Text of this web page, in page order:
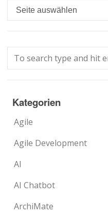
Languages
Kategorien
Agile
Agile Development
AI
AI Chatbot
ArchiMate